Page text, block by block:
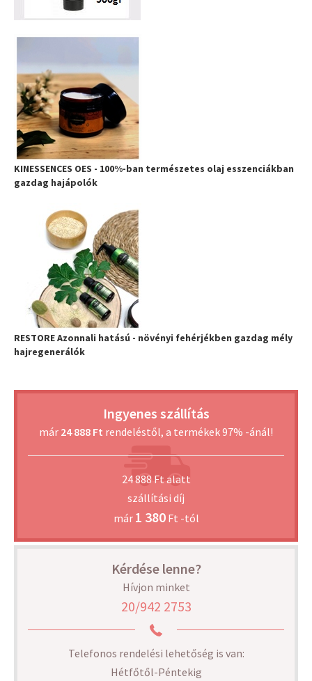
KINESSENCES OES - 100%-ban természetes olaj esszenciákban
gazdag hajápolók
RESTORE Azonnali hatású - növényi fehérjékben gazdag mély
hajregenerálók
Ingyenes szállítás
már 24 888 Ft rendeléstől, a termékek 97% -ánál!
24 888 Ft alatt
szállítási díj
már 1 380Ft -tól
Kérdése lenne?
Hívjon minket
20/942 2753
Telefonos rendelési lehetőség is van:
Hétfőtől-Péntekig